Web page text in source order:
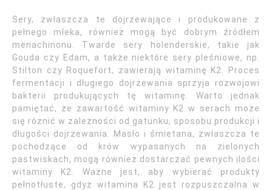
Sery, zwłaszcza te dojrzewające i produkowane z
pełnego mleka, również mogą być dobrym źródłem
menachinonu. Twarde sery holenderskie, takie jak
Gouda czy Edam, a także niektóre sery pleśniowe, np.
Stilton czy Roquefort, zawierają witaminę K2. Proces
fermentacji i długiego dojrzewania sprzyja rozwojowi
bakterii produkujących tę witaminę. Warto jednak
pamiętać, że zawartość witaminy K2 w serach może
się różnić w zależności od gatunku, sposobu produkcji i
długości dojrzewania. Masło i śmietana, zwłaszcza te
pochodzące od krów wypasanych na zielonych
pastwiskach, mogą również dostarczać pewnych ilości
witaminy K2. Ważne jest, aby wybierać produkty
pełnotłuste, gdyż witamina K2 jest rozpuszczalna w